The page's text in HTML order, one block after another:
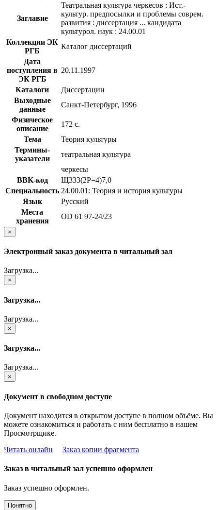
Заглавие
Театральная культура черкесов : Ист.-
культур. предпосылки и проблемы соврем.
развития : диссертация ... кандидата
культурол. наук : 24.00.01
Коллекции ЭК
РГБ
Каталог диссертаций
Дата
поступления в
ЭК РГБ
20.11.1997
Каталоги
Диссертации
Выходные
данные
Санкт-Петербург, 1996
Физическое
описание
172 с.
Тема
Теория культуры
Термины-
указатели
театральная культура
черкесы
BBK-код
Щ333(2Р=4)7,0
Специальность 24.00.01: Теория и история культуры
Язык
Русский
Места
хранения
OD 61 97-24/23
×
Электронный заказ документа в читальный зал
Загрузка...
×
Загрузка...
Загрузка...
×
Загрузка...
Загрузка...
×
Документ в свободном доступе
Документ находится в открытом доступе в полном объёме. Вы
можете ознакомиться и работать с ним бесплатно в нашем
Просмотрщике.
Читать онлайн
Заказ копии фрагмента
Заказ в читальный зал успешно оформлен
Заказ успешно оформлен.
Понятно